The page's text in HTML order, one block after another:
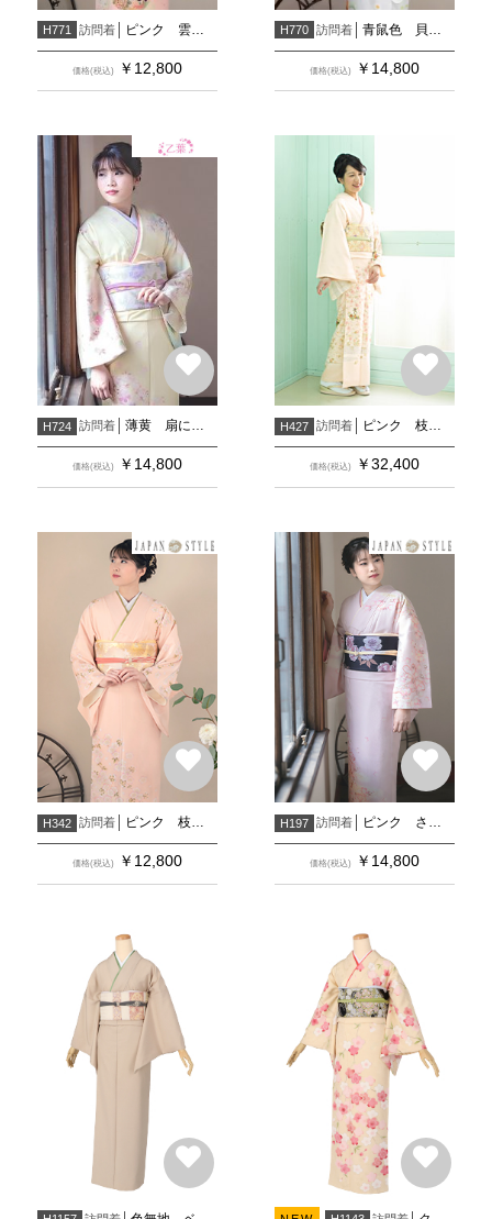
H771 訪問着 ピンク 雲取に花の丸(h774)
価格(税込) ￥ 12,800
H770 訪問着 青鼠色 貝桶と花に宝尽し
価格(税込) ￥ 14,800
H724 訪問着 薄黄 扇に牡丹菊桜
価格(税込) ￥ 14,800
H427 訪問着 ピンク 枝垂桜に雪輪花文
価格(税込) ￥32,400
H342 訪問着 ピンク 枝垂桜に花筏
価格(税込) ￥ 12,800
H197 訪問着 ピンク さくら
価格(税込) ￥ 14,800